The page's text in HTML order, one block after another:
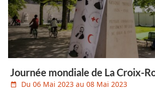
Journée mondiale de La Croix-
Du 06 Mai 2023 au 08 Mai 2023